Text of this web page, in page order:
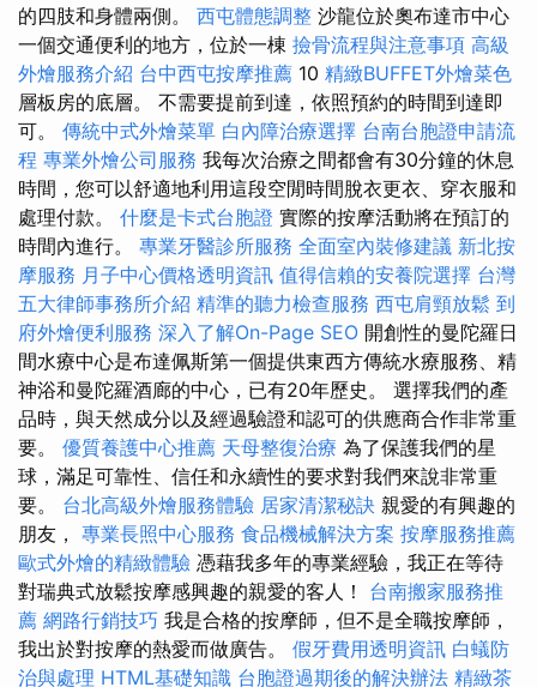
的四肢和身體兩側。 西屯體態調整 沙龍位於奧布達市中心
一個交通便利的地方，位於一棟 撿骨流程與注意事項 高級
外燴服務介紹 台中西屯按摩推薦 10 精緻BUFFET外燴菜色
層板房的底層。 不需要提前到達，依照預約的時間到達即
可。 傳統中式外燴菜單 白內障治療選擇 台南台胞證申請流
程 專業外燴公司服務 我每次治療之間都會有30分鐘的休息
時間，您可以舒適地利用這段空閒時間脫衣更衣、穿衣服和
處理付款。 什麼是卡式台胞證 實際的按摩活動將在預訂的
時間內進行。 專業牙醫診所服務 全面室內裝修建議 新北按
摩服務 月子中心價格透明資訊 值得信賴的安養院選擇 台灣
五大律師事務所介紹 精準的聽力檢查服務 西屯肩頸放鬆 到
府外燴便利服務 深入了解On-Page SEO 開創性的曼陀羅日
間水療中心是布達佩斯第一個提供東西方傳統水療服務、精
神浴和曼陀羅酒廊的中心，已有20年歷史。 選擇我們的產
品時，與天然成分以及經過驗證和認可的供應商合作非常重
要。 優質養護中心推薦 天母整復治療 為了保護我們的星
球，滿足可靠性、信任和永續性的要求對我們來說非常重
要。 台北高級外燴服務體驗 居家清潔秘訣 親愛的有興趣的
朋友， 專業長照中心服務 食品機械解決方案 按摩服務推薦
歐式外燴的精緻體驗 憑藉我多年的專業經驗，我正在等待
對瑞典式放鬆按摩感興趣的親愛的客人！ 台南搬家服務推
薦 網路行銷技巧 我是合格的按摩師，但不是全職按摩師，
我出於對按摩的熱愛而做廣告。 假牙費用透明資訊 白蟻防
治與處理 HTML基礎知識 台胞證過期後的解決辦法 精緻茶